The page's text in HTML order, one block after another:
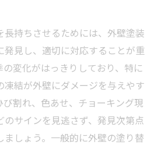
宅を長持ちさせる外壁塗装の
スプロセス
効果を最大化！松戸市で失敗
ス計画
宅オーナー必見！安心して住
壁ケア総まとめ
持ちさせるためには、外壁塗装
発見し、適切に対応することが重
変化がはっきりしており、特に
凍結が外壁にダメージを与えやす
び割れ、色あせ、チョーキング現
のサインを見逃さず、発見次第点
ましょう。一般的に外壁の塗り替